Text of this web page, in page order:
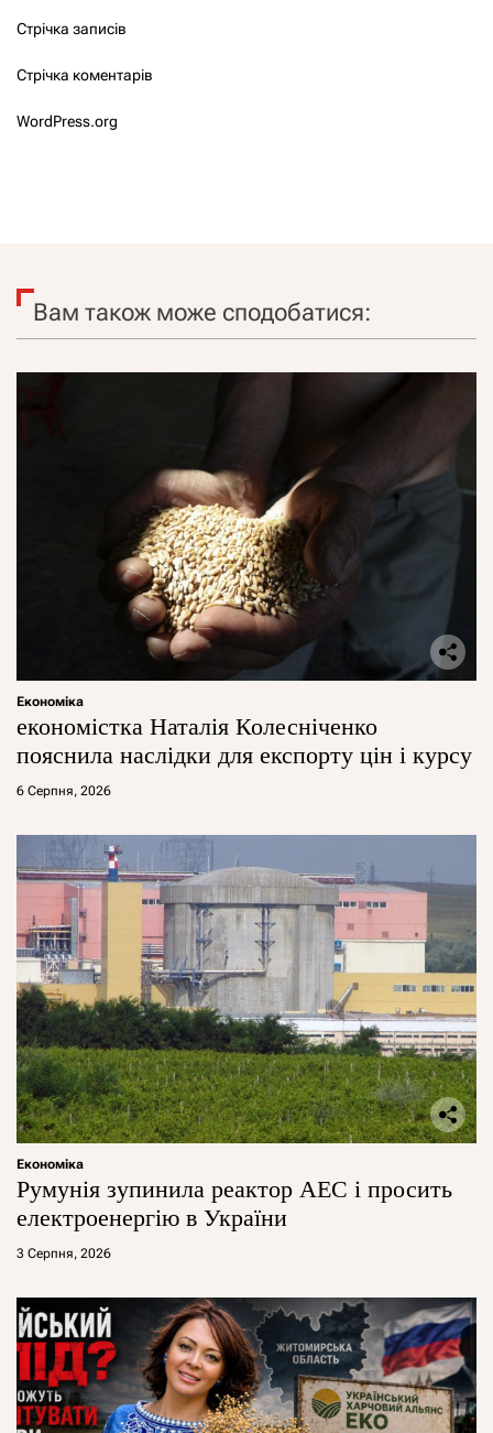
Стрічка записів
Стрічка коментарів
WordPress.org
Вам також може сподобатися:
Економіка
економістка Наталія Колесніченко
пояснила наслідки для експорту цін і курсу
6 Серпня, 2026
Економіка
Румунія зупинила реактор АЕС і просить
електроенергію в України
3 Серпня, 2026